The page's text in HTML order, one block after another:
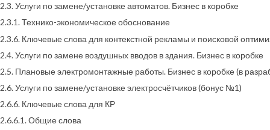
2.3. Услуги по замене/установке автоматов. Бизнес в коробке
2.3.1. Технико-экономическое обоснование
2.3.6. Ключевые слова для контекстной рекламы и поисковой
2.4. Услуги по замене воздушных вводов в здания. Бизнес в коробке
2.5. Плановые электромонтажные работы. Бизнес в коробке (в
2.6. Услуги по замене/установке электросчётчиков (бонус №1)
2.6.6. Ключевые слова для КР
2.6.6.1. Общие слова